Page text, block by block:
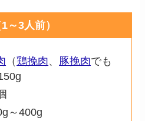
～3人前）
（鶏挽肉、 豚挽肉でも
～400g